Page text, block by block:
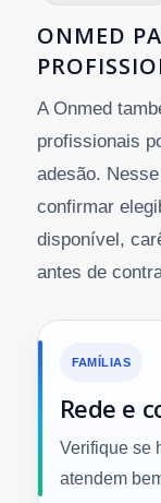
ONMED
A Onmed
profissionais
adesão.
confirmar
disponível,
antes de
FAMÍLIAS
Rede e
Verifique se
atendem